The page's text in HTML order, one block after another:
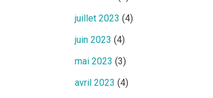
juillet 2023 (4)
juin 2023 (4)
mai 2023 (3)
avril 2023 (4)